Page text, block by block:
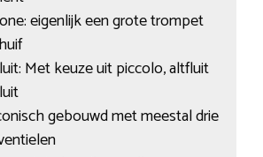
eigenlijk een grote trompet
Met keuze uit piccolo, altfluit
gebouwd met meestal drie